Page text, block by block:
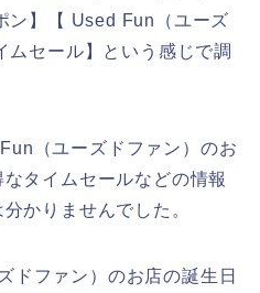
ン】【 Used Fun（ユーズ
ムセール】という感じで調
（ユーズドファン）のお
タイムセールなどの情報
かりませんでした。
ドファン）のお店の誕生日